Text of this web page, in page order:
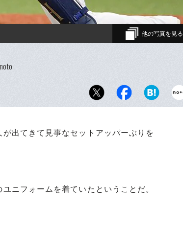
他の写真を見る
出てきて見事なセットアッパーぶりを
ニフォームを着ていたということだ。